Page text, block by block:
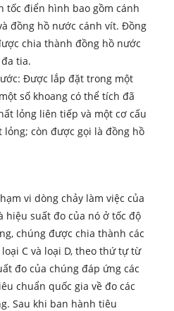
tốc điển hình bao gồm cánh
đồng hồ nước cánh vít. Đồng
chia thành đồng hồ nước
tia.
Được lắp đặt trong một
số khoang có thể tích đã
lỏng liên tiếp và một cơ cấu
còn được gọi là đồng hồ
vi dòng chảy làm việc của
hiệu suất đo của nó ở tốc độ
chúng được chia thành các
C và loại D, theo thứ tự từ
đo của chúng đáp ứng các
chuẩn quốc gia về đo các
Sau khi ban hành tiêu